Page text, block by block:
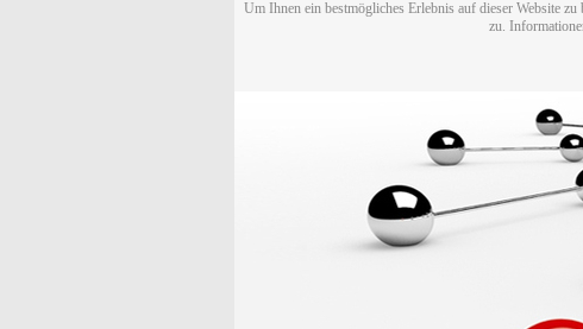
Um Ihnen ein bestmögliches Erlebnis auf dieser Website
zu.